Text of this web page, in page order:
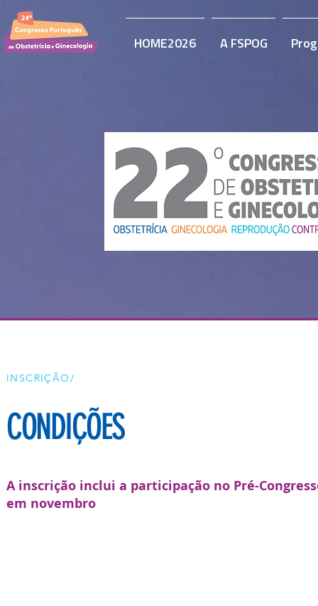
HOME2026 A FSPOG
INSCRIÇÃO/
CONDIÇÕES
A inscrição inclui a participação no Pré-
em novembro